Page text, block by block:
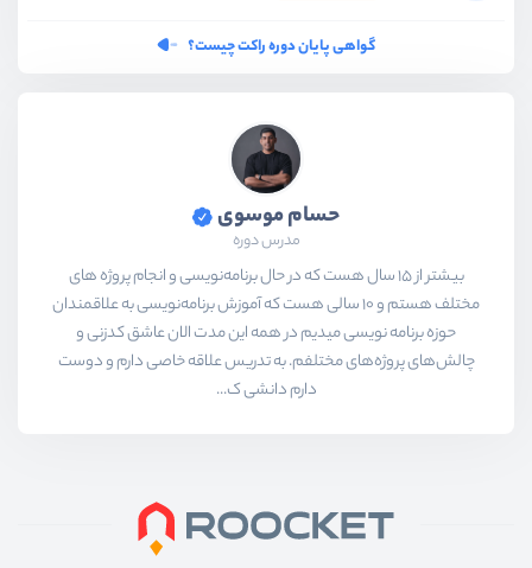
گواهی پایان دوره راکت چیست؟
حسام موسوی
مدرس دوره
بیشتر از ۱۵ سال هست که در حال برنامه‌نویسی و انجام پروژه های
مختلف هستم و ۱۰ سالی هست که آموزش برنامه‌نویسی به علاقمندان
حوزه برنامه نویسی میدیم در همه این مدت الان عاشق کدزنی و
چالش‌های پروژه‌های مختلفم. به تدریس علاقه خاصی دارم و دوست
دارم دانشی ک...